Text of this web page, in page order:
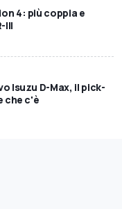
4: più coppia e
III
Isuzu D-Max, il pick-
che c'è